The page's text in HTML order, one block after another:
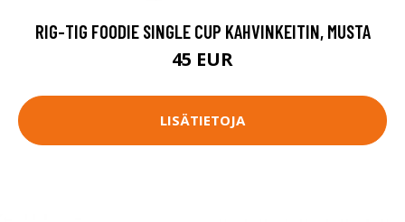
RIG-TIG FOODIE SINGLE CUP KAHVINKEITIN, MUSTA
45 EUR
LISÄTIETOJA